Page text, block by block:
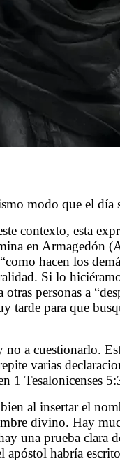
modo que el
contexto, esta
en Armagedón
hacen los
Si lo
personas a
tarde para que
a cuestionarlo.
varias
1 Tesalonicenses
al insertar el
divino. Hay
una prueba clara
apóstol habría